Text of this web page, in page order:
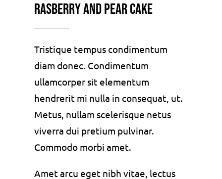
Rasberry And Pear Cake
Tristique tempus condimentum
diam donec. Condimentum
ullamcorper sit elementum
hendrerit mi nulla in consequat, ut.
Metus, nullam scelerisque netus
viverra dui pretium pulvinar.
Commodo morbi amet.
Amet arcu eget nibh vitae, lectus